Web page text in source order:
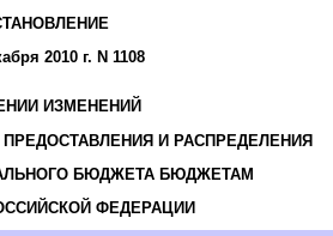
2010 г. N 1108
ИЗМЕНЕНИЙ
И РАСПРЕДЕЛЕНИЯ
БЮДЖЕТА БЮДЖЕТАМ
ФЕДЕРАЦИИ